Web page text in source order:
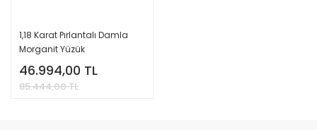
1,18 Karat Pırlantalı Damla
Morganit Yüzük
46.994,00 TL
85.444,00 TL